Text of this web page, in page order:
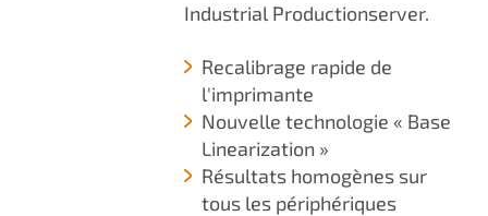
Industrial Productionserver.
Recalibrage rapide de
l'imprimante
Nouvelle technologie « Base
Linearization »
Résultats homogènes sur
tous les périphériques